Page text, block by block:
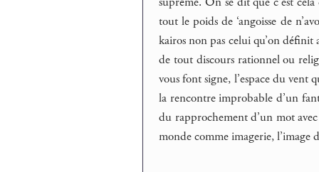
tout le poids de ‘angoisse de
kairos non pas celui qu’on définit
de tout discours rationnel ou
vous font signe, l’espace du vent
la rencontre improbable d’un
du rapprochement d’un mot
monde comme imagerie, l’image